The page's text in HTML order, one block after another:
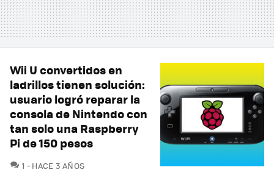
Wii U convertidos en
ladrillos tienen solución:
usuario logró reparar la
consola de Nintendo con
tan solo una Raspberry
Pi de 150 pesos
1 COMENTARIOS
HACE 3 AÑOS